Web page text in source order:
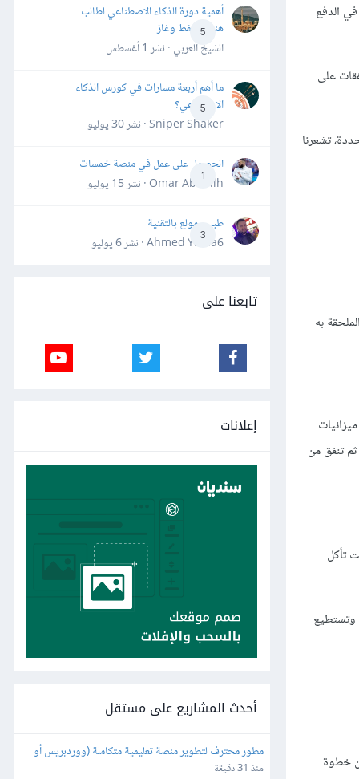
في الدفع
على
تشعرنا
به
تنفق من
تأكل
وتستطيع
خطوة
5
أهمية دورة الذكاء الاصطناعي لطالب
هندسة نفط وغاز
الشيخ العربي · نشر 1 أغسطس
5
ما أهم أربعة مسارات في كورس الذكاء
الاصطناعي؟
Sniper Shaker · نشر
30 يوليو
1
الحصول على عمل في منصة خمسات
Omar Abdallh · نشر
15 يوليو
3
طبيب مولع بالتقنية
Ahmed Yahia6 · نشر
6 يوليو
تابعنا على
إعلانات
أحدث المشاريع على مستقل
برمجة خاصة)
منذ 31 دقيقة